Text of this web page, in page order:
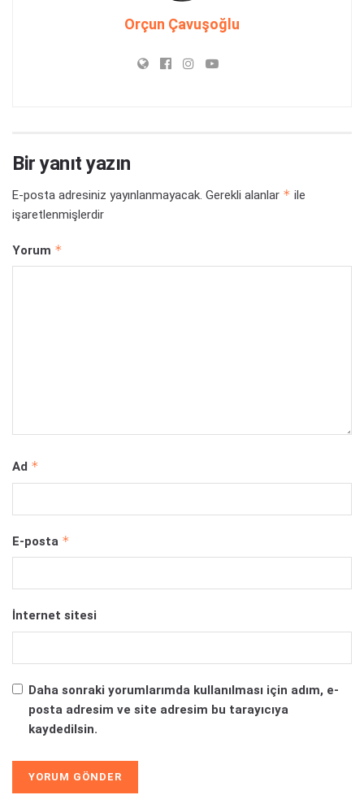
Orçun Çavuşoğlu
Bir yanıt yazın
E-posta adresiniz yayınlanmayacak. Gerekli alanlar * ile
işaretlenmişlerdir
Yorum *
Ad *
E-posta *
İnternet sitesi
Daha sonraki yorumlarımda kullanılması için adım, e-
posta adresim ve site adresim bu tarayıcıya
kaydedilsin.